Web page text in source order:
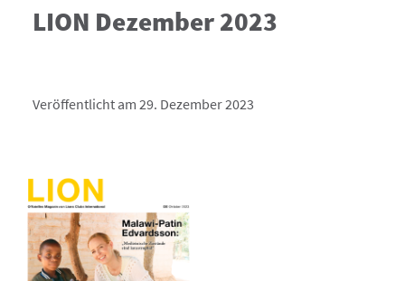
LION Dezember 2023
Veröffentlicht am 29. Dezember 2023